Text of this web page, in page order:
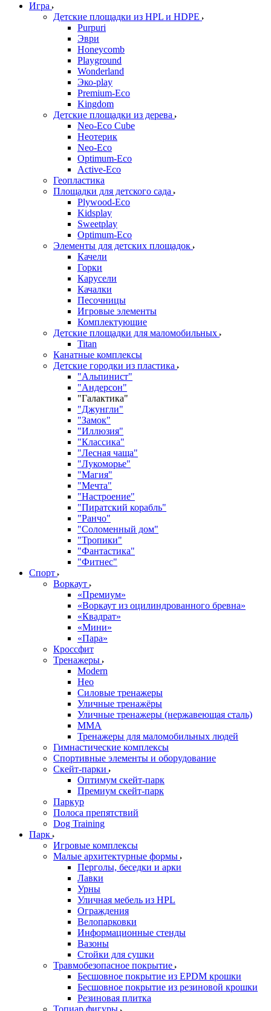
Игра
Детские площадки из HPL и HDPE
Purpuri
Эври
Honeycomb
Playground
Wonderland
Эко-play
Premium-Eco
Kingdom
Детские площадки из дерева
Neo-Eco Cube
Неотерик
Neo-Eco
Оptimum-Еco
Active-Eco
Геопластика
Площадки для детского сада
Plywood-Eco
Kidsplay
Sweetplay
Оptimum-Еco
Элементы для детских площадок
Качели
Горки
Карусели
Качалки
Песочницы
Игровые элементы
Комплектующие
Детские площадки для маломобильных
Titan
Канатные комплексы
Детские городки из пластика
"Альпинист"
"Андерсон"
"Галактика"
"Джунгли"
"Замок"
"Иллюзия"
"Классика"
"Лесная чаща"
"Лукоморье"
"Магия"
"Мечта"
"Настроение"
"Пиратский корабль"
"Ранчо"
"Соломенный дом"
"Тропики"
"Фантастика"
"Фитнес"
Спорт
Воркаут
«Премиум»
«Воркаут из оцилиндрованного бревна»
«Квадрат»
«Мини»
«Пара»
Кроссфит
Тренажеры
Modern
Нео
Силовые тренажеры
Уличные тренажёры
Уличные тренажеры (нержавеющая сталь)
ММА
Тренажеры для маломобильных людей
Гимнастические комплексы
Спортивные элементы и оборудование
Скейт-парки
Оптимум скейт-парк
Премиум скейт-парк
Паркур
Полоса препятствий
Dog Training
Парк
Игровые комплексы
Малые архитектурные формы
Перголы, беседки и арки
Лавки
Урны
Уличная мебель из HPL
Ограждения
Велопарковки
Информационные стенды
Вазоны
Стойки для сушки
Травмобезопасное покрытие
Бесшовное покрытие из EPDM крошки
Бесшовное покрытие из резиновой крошки
Резиновая плитка
Топиар фигуры